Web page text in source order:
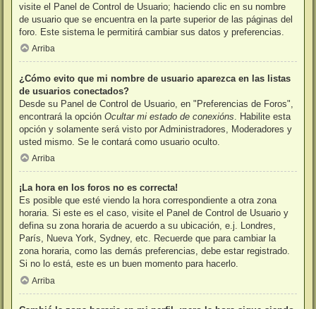
visite el Panel de Control de Usuario; haciendo clic en su nombre
de usuario que se encuentra en la parte superior de las páginas del
foro. Este sistema le permitirá cambiar sus datos y preferencias.
Arriba
¿Cómo evito que mi nombre de usuario aparezca en las listas
de usuarios conectados?
Desde su Panel de Control de Usuario, en "Preferencias de Foros",
encontrará la opción Ocultar mi estado de conexións . Habilite esta
opción y solamente será visto por Administradores, Moderadores y
usted mismo. Se le contará como usuario oculto.
Arriba
¡La hora en los foros no es correcta!
Es posible que esté viendo la hora correspondiente a otra zona
horaria. Si este es el caso, visite el Panel de Control de Usuario y
defina su zona horaria de acuerdo a su ubicación, e.j. Londres,
París, Nueva York, Sydney, etc. Recuerde que para cambiar la
zona horaria, como las demás preferencias, debe estar registrado.
Si no lo está, este es un buen momento para hacerlo.
Arriba